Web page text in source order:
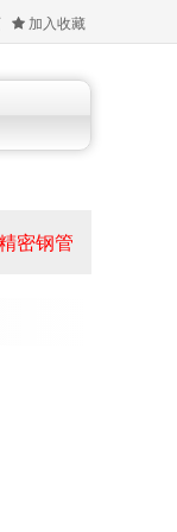
加入收藏
密钢管